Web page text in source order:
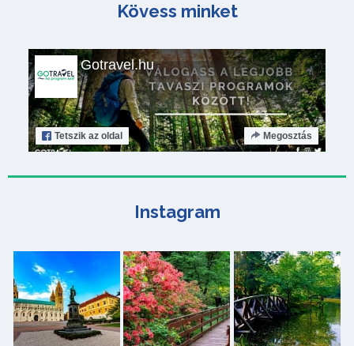
Kövess minket
Gotravel.hu
Tetszik az oldal Megosztás
Instagram